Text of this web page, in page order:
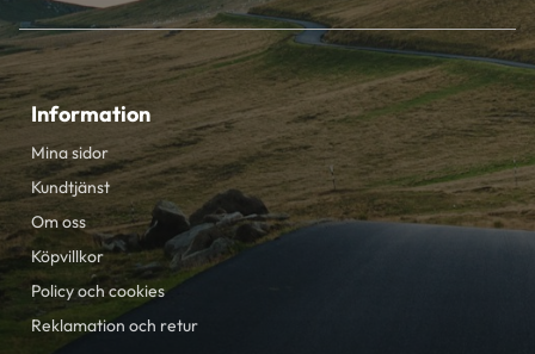
Information
Mina sidor
Kundtjänst
Om oss
Köpvillkor
Policy och cookies
Reklamation och retur